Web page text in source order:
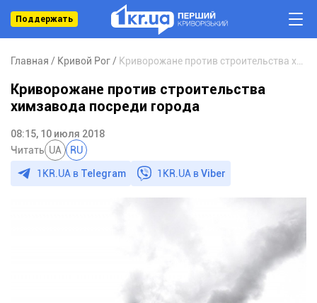
Поддержать
Главная Кривой Рог
Криворожане против строительства
химзавода посреди города
08:15, 10 июля 2018
Читать UA RU
1KR.UA в Telegram 1KR.UA вViber